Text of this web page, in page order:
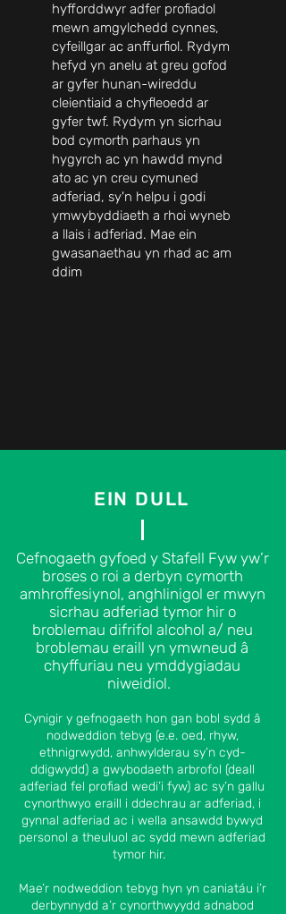
hyfforddwyr adfer profiadol
mewn amgylchedd cynnes,
cyfeillgar ac anffurfiol. Rydym
hefyd yn anelu at greu gofod
ar gyfer hunan-wireddu
cleientiaid a chyfleoedd ar
gyfer twf. Rydym yn sicrhau
bod cymorth parhaus yn
hygyrch ac yn hawdd mynd
ato ac yn creu cymuned
adferiad, sy'n helpu i godi
ymwybyddiaeth a rhoi wyneb
a llais i adferiad. Mae ein
gwasanaethau yn rhad ac am
ddim
EIN DULL
Cefnogaeth gyfoed y Stafell Fyw yw’r
broses o roi a derbyn cymorth
amhroffesiynol, anghlinigol er mwyn
sicrhau adferiad tymor hir o
broblemau difrifol alcohol a/ neu
broblemau eraill yn ymwneud â
chyffuriau neu ymddygiadau
niweidiol.
Cynigir y gefnogaeth hon gan bobl sydd â
nodweddion tebyg (e.e. oed, rhyw,
ethnigrwydd, anhwylderau sy’n cyd-
ddigwydd) a gwybodaeth arbrofol (deall
adferiad fel profiad wedi’i fyw) ac sy’n gallu
cynorthwyo eraill i ddechrau ar adferiad, i
gynnal adferiad ac i wella ansawdd bywyd
personol a theuluol ac sydd mewn adferiad
tymor hir.
Mae’r nodweddion tebyg hyn yn caniatáu i’r
derbynnydd a’r cynorthwyydd adnabod